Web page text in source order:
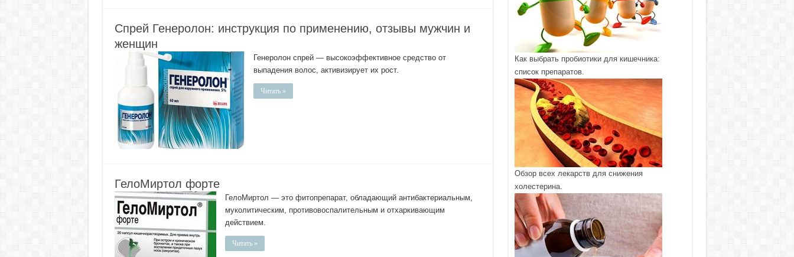
Спрей Генеролон: инструкция по применению, отзывы мужчин и
женщин
Генеролон спрей — высокоэффективное средство от
выпадения волос, активизирует их рост.
Читать »
ГелоМиртол форте
ГелоМиртол — это фитопрепарат, обладающий антибактериальным,
муколитическим, противовоспалительным и отхаркивающим
действием.
Читать »
Как выбрать пробиотики для кишечника:
список препаратов.
Обзор всех лекарств для снижения
холестерина.